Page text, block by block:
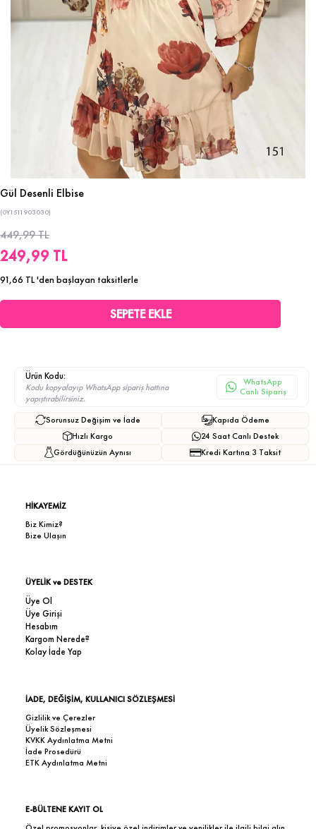
Gül Desenli Elbise
(0Y1511903030)
449,99 TL
249,99 TL
91,66 TL'den başlayan taksitlerle
Ürün Kodu:
Kodu kopyalayıp WhatsApp sipariş hattına
yapıştırabilirsiniz.
WhatsApp
Canlı Sipariş
Sorunsuz Değişim ve İade
Hızlı Kargo
Gördüğünüzün Aynısı
Kapıda Ödeme
24 Saat Canlı Destek
Kredi Kartına 3 Taksit
HİKAYEMİZ
Biz Kimiz?
Bize Ulaşın
ÜYELİK ve DESTEK
Üye Ol
Üye Girişi
Hesabım
Kargom Nerede?
Kolay İade Yap
İADE, DEĞİŞİM, KULLANICI SÖZLEŞMESİ
Gizlilik ve Çerezler
Üyelik Sözleşmesi
KVKK Aydınlatma Metni
İade Prosedürü
ETK Aydınlatma Metni
E-BÜLTENE KAYIT OL